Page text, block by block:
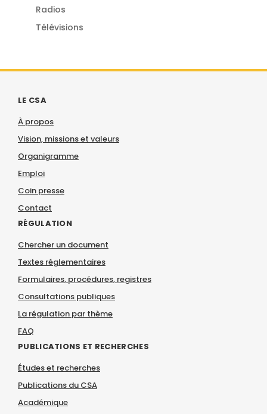
Radios
Télévisions
LE CSA
À propos
Vision, missions et valeurs
Organigramme
Emploi
Coin presse
Contact
RÉGULATION
Chercher un document
Textes réglementaires
Formulaires, procédures, registres
Consultations publiques
La régulation par thème
FAQ
PUBLICATIONS ET RECHERCHES
Études et recherches
Publications du CSA
Académique